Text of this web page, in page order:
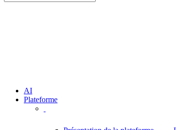
AI
Plateforme